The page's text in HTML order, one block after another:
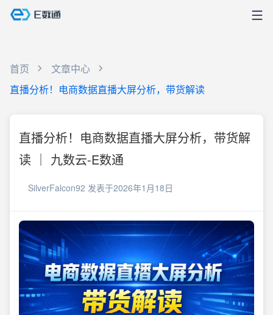
首页
文章中心
直播分析！电商数据直播大屏分析，带货解读
直播分析！电商数据直播大屏分析，带货解
读 ｜ 九数云-E数通
SilverFalcon92 发表于2026年1月18日